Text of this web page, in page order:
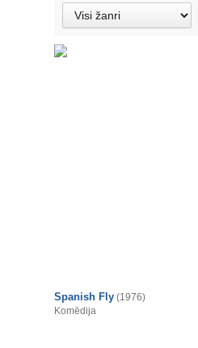
Spanish Fly (1976)
Komēdija